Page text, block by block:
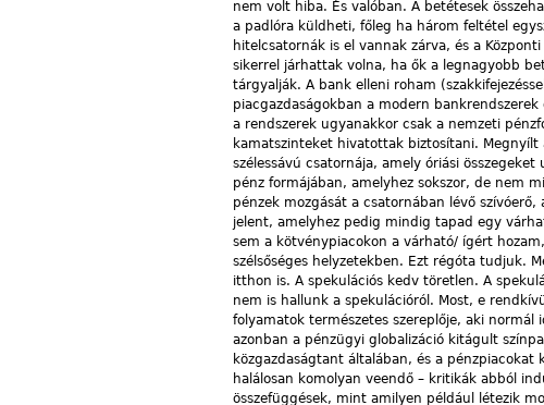
nem volt hiba. És valóban. A betétesek
a padlóra küldheti, főleg ha három feltétel
hitelcsatornák is el vannak zárva, és a
sikerrel járhattak volna, ha ők a legnagyobb
tárgyalják. A bank elleni roham
piacgazdaságokban a modern
a rendszerek ugyanakkor csak a nemzeti
kamatszinteket hivatottak biztosítani.
szélessávú csatornája, amely óriási
pénz formájában, amelyhez sokszor, de nem
pénzek mozgását a csatornában lévő
jelent, amelyhez pedig mindig tapad egy
sem a kötvénypiacokon a vár­ha­tó/ ígért
szélsőséges helyzetekben. Ezt régóta tudjuk.
itthon is. A spekulációs kedv töretlen. A
nem is hallunk a spekulációról. Most, e
folyamatok természetes szereplője, aki normál
azonban a pénzügyi globalizáció kitágult
közgazdaságtant általában, és a
halálosan komolyan veendő – kritikák abból
összefüggések, mint amilyen például létezik